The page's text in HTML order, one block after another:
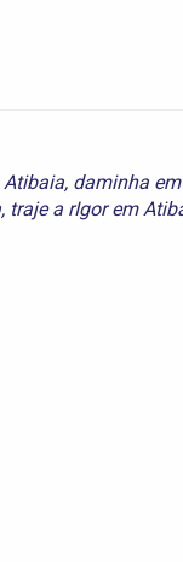
Atibaia, daminha
, traje a rIgor em